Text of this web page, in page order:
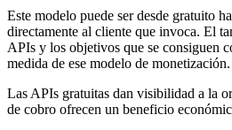
Este modelo puede ser desde gratuito
directamente al cliente que invoca. El
APIs y los objetivos que se consiguen
medida de ese modelo de monetización.
Las APIs gratuitas dan visibilidad a la
de cobro ofrecen un beneficio